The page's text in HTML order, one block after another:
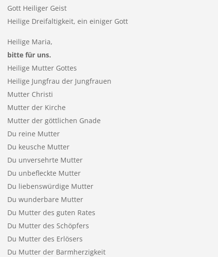
Gott Heiliger Geist
Heilige Dreifaltigkeit, ein einiger Gott
Heilige Maria,
bitte für uns.
Heilige Mutter Gottes
Heilige Jungfrau der Jungfrauen
Mutter Christi
Mutter der Kirche
Mutter der göttlichen Gnade
Du reine Mutter
Du keusche Mutter
Du unversehrte Mutter
Du unbefleckte Mutter
Du liebenswürdige Mutter
Du wunderbare Mutter
Du Mutter des guten Rates
Du Mutter des Schöpfers
Du Mutter des Erlösers
Du Mutter der Barmherzigkeit